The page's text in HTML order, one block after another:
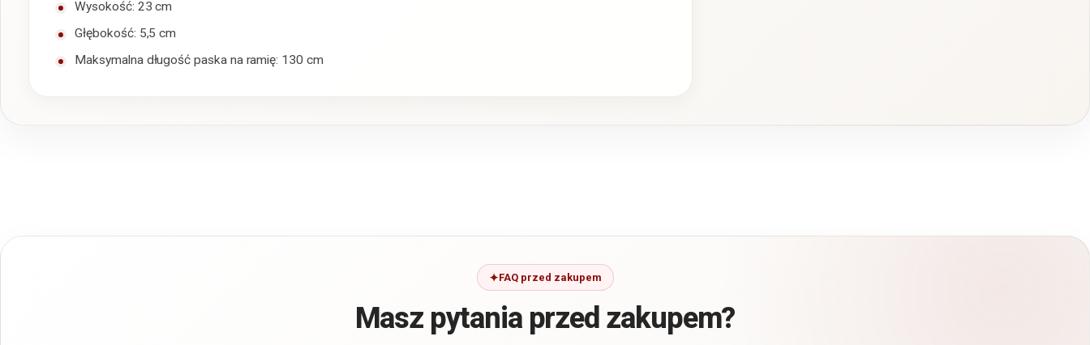
Wysokość: 23 cm
Głębokość: 5,5 cm
Maksymalna długość paska na ramię: 130 cm
FAQ przed zakupem
Masz pytania przed zakupem?